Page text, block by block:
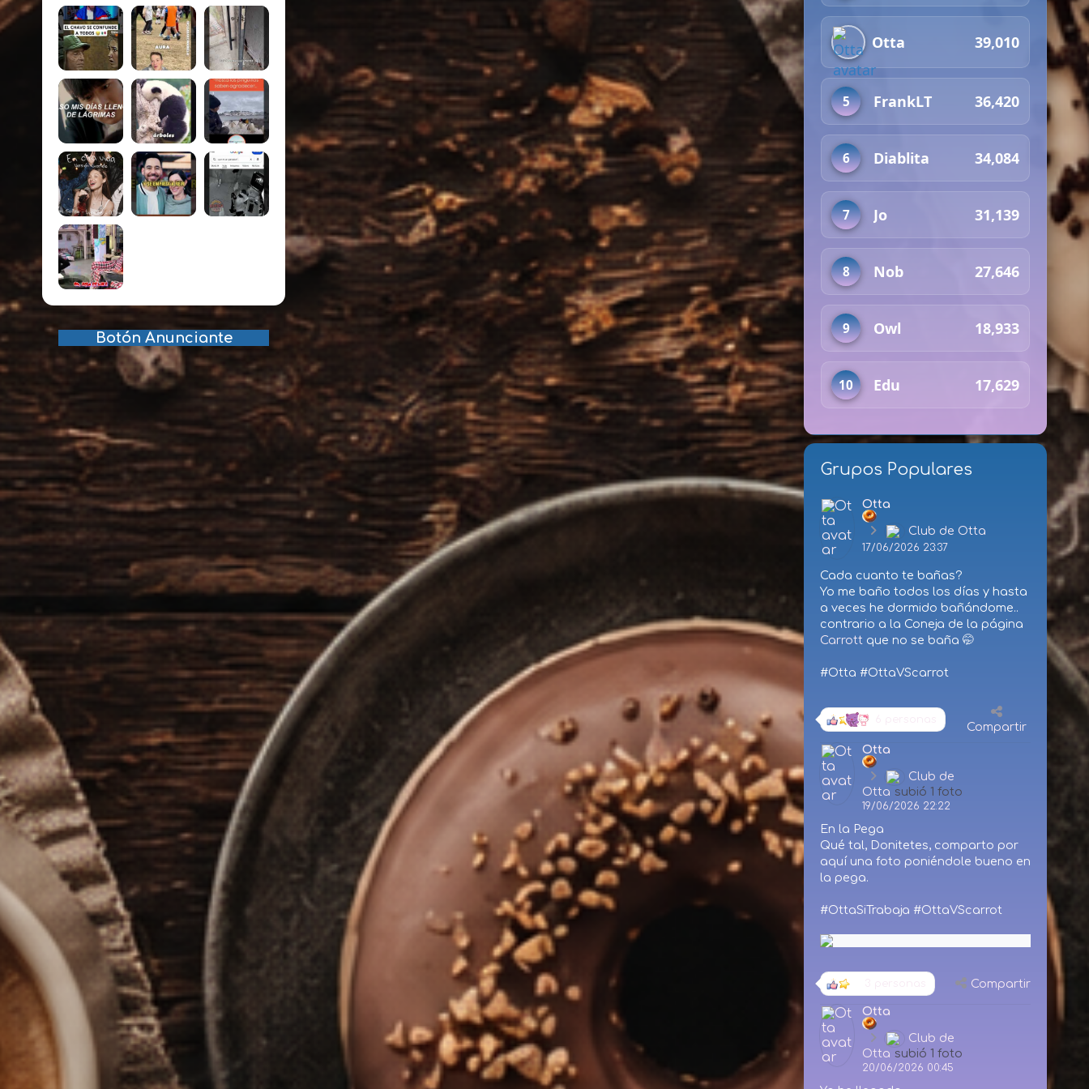
Botón Anunciante
Otta 39,010
5 FrankLT 36,420
6 Diablita 34,084
7 Jo 31,139
8 Nob 27,646
9 Owl 18,933
10 Edu 17,629
Grupos Populares
Otta
Club de Otta
17/06/2026 23:37
Cada cuanto te bañas?
Yo me baño todos los días y hasta
a veces he dormido bañándome..
contrario a la Coneja de la página
Carrott que no se baña 🤭
#Otta #OttaVScarrot
Compartir
Otta
Club de
Otta subió 1 foto
19/06/2026 22:22
En la Pega
Qué tal, Donitetes, comparto por
aquí una foto poniéndole bueno en
la pega.
#OttaSiTrabaja #OttaVScarrot
Compartir
Otta
Club de
Otta subió 1 foto
20/06/2026 00:45